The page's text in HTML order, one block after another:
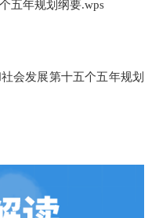
五年规划纲要.wps
会发展第十五个五年规划